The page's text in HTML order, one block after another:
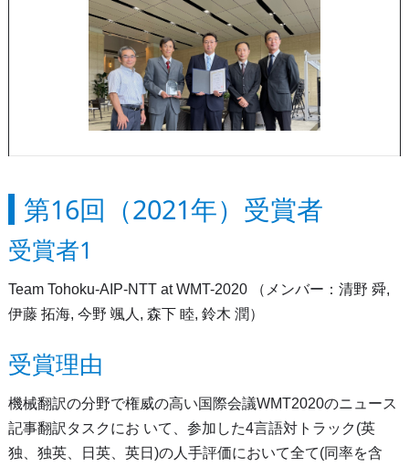
第16回（2021年）受賞者
受賞者1
Team Tohoku-AIP-NTT at WMT-2020 （メンバー：清野 舜,
伊藤 拓海, 今野 颯人, 森下 睦, 鈴木 潤）
受賞理由
機械翻訳の分野で権威の高い国際会議WMT2020のニュース
記事翻訳タスクにお いて、参加した4言語対トラック(英
独、独英、日英、英日)の人手評価において全て(同率を含